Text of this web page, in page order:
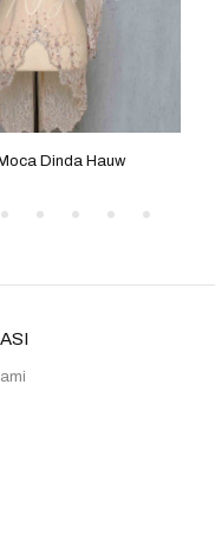
Dinda Hauw